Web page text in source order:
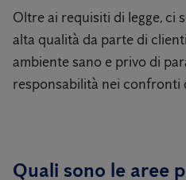
Oltre ai requisiti di legge, ci
alta qualità da parte di
ambiente sano e privo di
responsabilità nei confronti
Quali sono le aree